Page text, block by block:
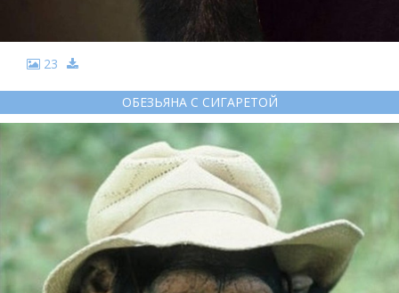
23
ОБЕЗЬЯНА С СИГАРЕТОЙ